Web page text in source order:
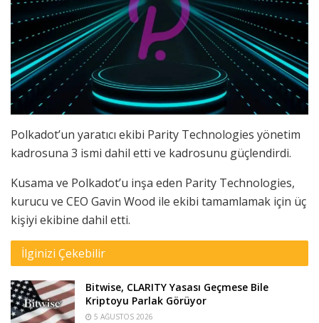
Polkadot’un yaratıcı ekibi Parity Technologies yönetim
kadrosuna 3 ismi dahil etti ve kadrosunu güçlendirdi.
Kusama ve Polkadot’u inşa eden Parity Technologies,
kurucu ve CEO Gavin Wood ile ekibi tamamlamak için üç
kişiyi ekibine dahil etti.
İlginizi Çekebilir
Bitwise, CLARITY Yasası Geçmese Bile
Kriptoyu Parlak Görüyor
5 AĞUSTOS 2026